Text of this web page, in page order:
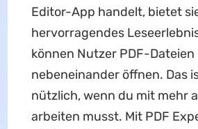
Editor-App handelt, bietet
hervorragendes
können Nutzer PDF-Dateien
nebeneinander öffnen. Das
nützlich, wenn du mit mehr
arbeiten musst. Mit PDF